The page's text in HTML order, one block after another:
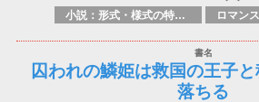
小説：形式・様式の特徴：ラノベ（ライトノベルズ）
囚われの鱗姫は救国の王子
落ちる